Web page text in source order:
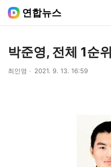
연합뉴스
박준영, 전체 1순
최인영 2021. 9. 13. 16:59